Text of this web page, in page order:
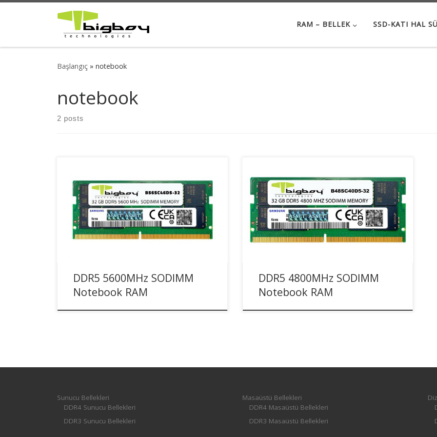
Skip to content
RAM – BELLEK SSD-KATI HAL
Başlangıç » notebook
notebook
2 posts
Bigboy yeni nesil DDR5 bellek modülleri, zorlu
testlerden geçirilen yüksek kaliteli DRAM yongalar
kullanılarak üretilmiştir.
DDR5 5600MHz SODIMM
Notebook RAM
Bigboy yeni nesil DDR5 bellek modülleri, zorlu
testlerden geçirilen yüksek kaliteli DRAM yongalar
kullanılarak üretilmiştir.
DDR5 4800MHz SODIMM
Notebook RAM
Sunucu Bellekleri
DDR4 Sunucu Bellekleri
DDR3 Sunucu Bellekleri
Masaüstü Bellekleri
DDR4 Masaüstü Bellekleri
DDR3 Masaüstü Bellekleri